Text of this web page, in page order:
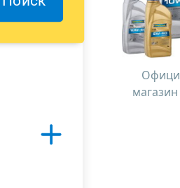
магазин